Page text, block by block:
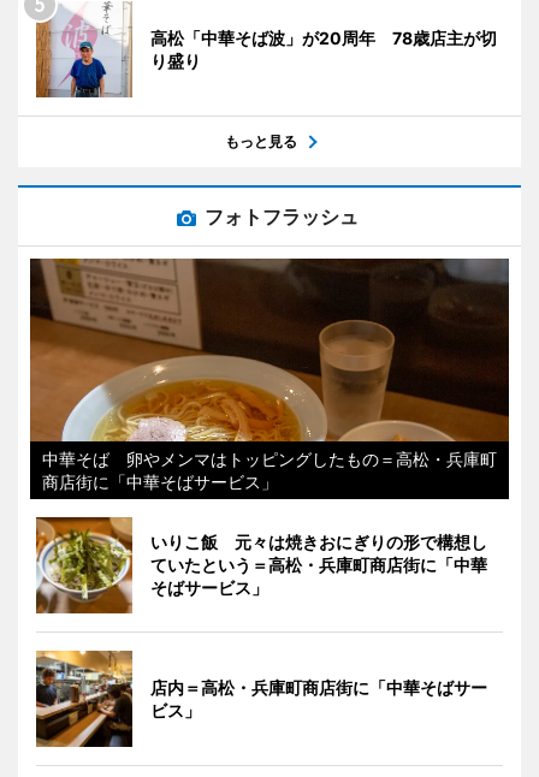
高松「中華そば波」が20周年 78歳店主が切
り盛り
もっと見る
フォトフラッシュ
中華そば 卵やメンマはトッピングしたもの＝高松・兵庫町
商店街に「中華そばサービス」
いりこ飯 元々は焼きおにぎりの形で構想し
ていたという＝高松・兵庫町商店街に「中華
そばサービス」
店内＝高松・兵庫町商店街に「中華そばサー
ビス」